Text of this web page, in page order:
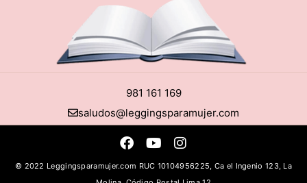
saludos@leggingsparamujer.com
981 161 169
© 2022 Leggingsparamujer.com RUC 10104956225, Ca el Ingenio 123, La